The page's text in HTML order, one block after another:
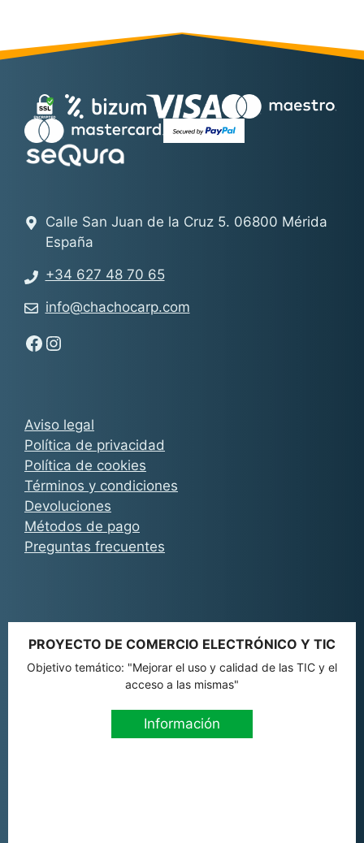
Aviso legal
Política de privacidad
Política de cookies
Términos y condiciones
Devoluciones
Métodos de pago
Preguntas frecuentes
Calle San Juan de la Cruz 5. 06800 Mérida
España
+34 627 48 70 65
info@chachocarp.com
Síguenos en Facebook - Chachocarp
Síguenos en Instagram - Chachocarp
PROYECTO DE COMERCIO ELECTRÓNICO Y TIC
Objetivo temático: "Mejorar el uso y calidad de las TIC y el
acceso a las mismas"
Información